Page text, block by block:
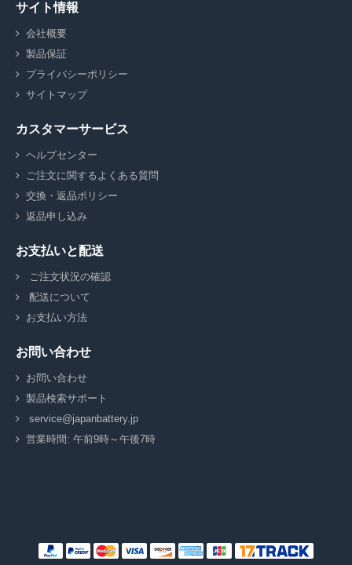
サイト情報
会社概要
製品保証
プライバシーポリシー
サイトマップ
カスタマーサービス
ヘルプセンター
ご注文に関するよくある質問
交換・返品ポリシー
返品申し込み
お支払いと配送
ご注文状況の確認
配送について
お支払い方法
お問い合わせ
お問い合わせ
製品検索サポート
service@japanbattery.jp
営業時間: 午前9時～午後7時